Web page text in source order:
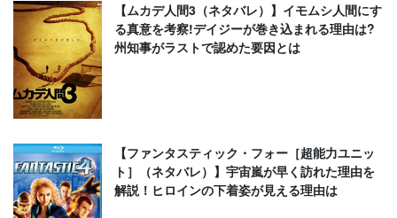
【ムカデ人間3（ネタバレ）】イモムシ人間にす
る真意を考察!デイジーが巻き込まれる理由は?
州知事がラストで認めた要因とは
【ファンタスティック・フォー［超能力ユニッ
ト］（ネタバレ）】宇宙嵐が早く訪れた理由を
解説！ヒロインの下着姿が見える理由は